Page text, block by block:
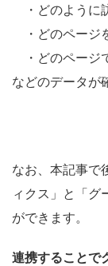
・どのように
・どのページ
・どのページ
などのデータが
なお、本記事で
ィクス」と「グ
ができます。
連携することで